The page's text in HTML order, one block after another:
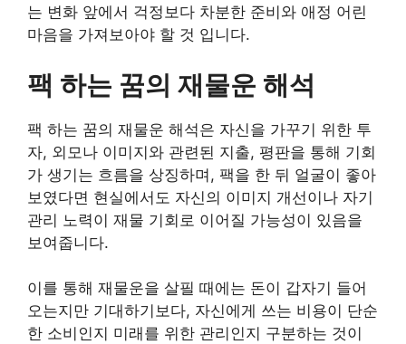
는 변화 앞에서 걱정보다 차분한 준비와 애정 어린
마음을 가져보아야 할 것 입니다.
팩 하는 꿈의 재물운 해석
팩 하는 꿈의 재물운 해석은 자신을 가꾸기 위한 투
자, 외모나 이미지와 관련된 지출, 평판을 통해 기회
가 생기는 흐름을 상징하며, 팩을 한 뒤 얼굴이 좋아
보였다면 현실에서도 자신의 이미지 개선이나 자기
관리 노력이 재물 기회로 이어질 가능성이 있음을
보여줍니다.
이를 통해 재물운을 살필 때에는 돈이 갑자기 들어
오는지만 기대하기보다, 자신에게 쓰는 비용이 단순
한 소비인지 미래를 위한 관리인지 구분하는 것이